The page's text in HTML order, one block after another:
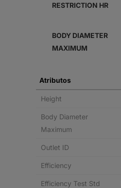
RESTRICTION HR
BODY DIAMETER
MAXIMUM
Atributos
Height
Body Diameter
Maximum
Outlet ID
Efficiency
Efficiency Test Std